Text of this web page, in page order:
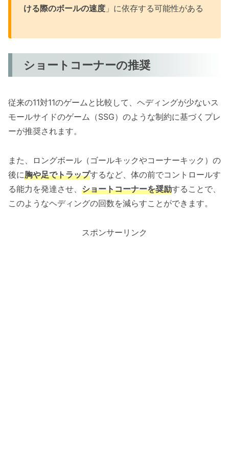
ける際のボールの速度 」に依存する可能性がある
ショートコーナーの推奨
従来の11対11のゲームと比較して、ヘディングが少ないス
モールサイドのゲーム（SSG）のような制約に基づくプレ
ーが推奨されます。
また、ロングボール（ゴールキックやコーナーキック）の
後に胸や足でトラップするなど、体の前でコントロールす
る能力を発達させ、 ショートコーナーを奨励することで、
このようなヘディングの回数を減らすことができます。
スポンサーリンク